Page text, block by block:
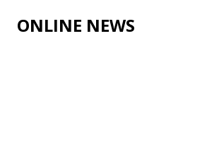
Skip to main content
ONLINE NEWS